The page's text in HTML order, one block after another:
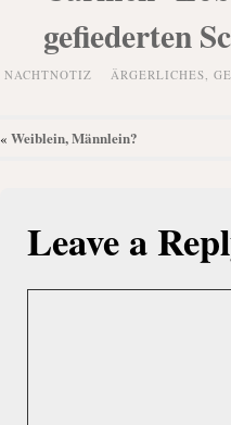
gefiederten
NACHTNOTIZ ÄRGERLICHES,
« Weiblein, Männlein?
Leave a